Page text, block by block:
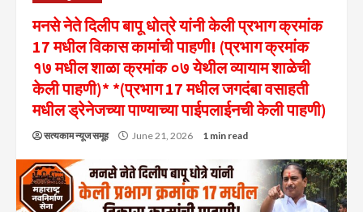
मनसे नेते दिलीप बापू धोत्रे यांनी केली प्रभाग क्रमांक
17 मधील विकास कामांची पाहणी! (प्रभाग क्रमांक
१७ मधील शाळा क्रमांक ०७ येथील व्यायाम शाळेची
केली पाहणी)* *(प्रभाग 17 मधील जगदंबा वसाहती
मधील ड्रेनेजच्या पाण्याच्या पाईपलाईनची केली पाहणी)
सत्यकाम न्यूज समूह June 21, 2026 1 min read